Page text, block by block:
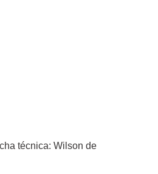
técnica: Wilson de